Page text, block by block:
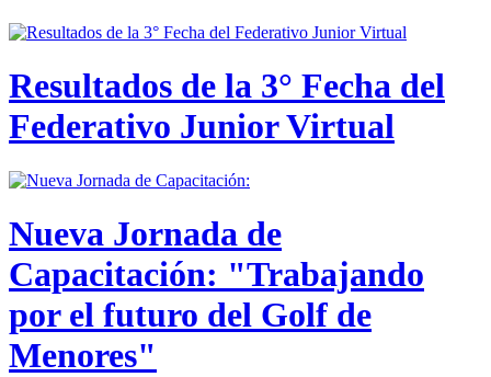
Resultados de la 3° Fecha del
Federativo Junior Virtual
Nueva Jornada de
Capacitación: "Trabajando
por el futuro del Golf de
Menores"